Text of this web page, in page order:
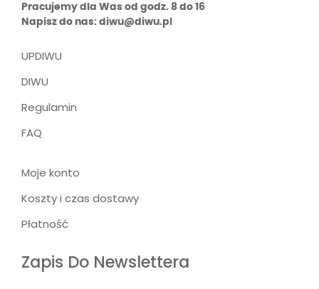
Pracujemy dla Was od godz. 8 do 16
Napisz do nas: diwu@diwu.pl
UPDIWU
DIWU
Regulamin
FAQ
Moje konto
Koszty i czas dostawy
Płatność
Zapis Do Newslettera